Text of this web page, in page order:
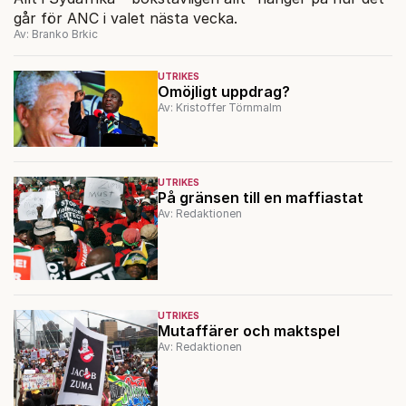
UTRIKES
Omöjligt uppdrag?
Av: Kristoffer Törnmalm
UTRIKES
På gränsen till en maffiastat
Av: Redaktionen
UTRIKES
Mutaffärer och maktspel
Av: Redaktionen
går för ANC i valet nästa vecka.
Av: Branko Brkic